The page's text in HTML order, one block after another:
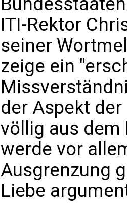
ITI-Rektor
seiner
zeige ein
der Aspekt
völlig aus
werde vor
Ausgrenzung
Liebe